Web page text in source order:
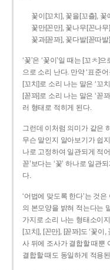
꽃이[꼬치], 꽃을[꼬츨], 꽃
꽃만[꼰만], 꽃나무[꼰나
꽃과[꼳꽈], 꽃다발[꼳따발
‘꽃’은 ‘꽃이’일 때는 [꼬ㅊ]
으로 소리 난다. 만약 ‘표준
[꼬치]로 소리 나는 말은 ‘꼬
[꼳꽈]로 소리 나는 말은 ‘꼳
러 형태로 적히게 된다.
그런데 이처럼 의미가 같은
무슨 말인지 알아보기가 쉽
나로 고정하여 일관되게 적
꼳’보다는 ‘꽃’ 하나로 일관
다.
‘어법에 맞도록 한다’는 것
의 본모양을 밝혀 적는다는
가지로 소리 나는 형태소이
[꼬치], [꼰만], [꼳꽈]도 ‘꽃이,
사 뒤에 조사가 결합할 때뿐
결합할 때도 동일하게 적용